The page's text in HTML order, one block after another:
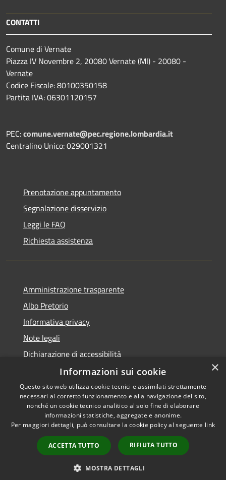
CONTATTI
Comune di Vernate
Piazza IV Novembre 2, 20080 Vernate (MI) - 20080 -
Vernate
Codice Fiscale: 80100350158
Partita IVA: 06301120157
PEC:comune.vernate@pec.regione.lombardia.it
Centralino Unico: 029001321
Prenotazione appuntamento
Segnalazione disservizio
Leggi le FAQ
Richiesta assistenza
Amministrazione trasparente
Albo Pretorio
Informativa privacy
Note legali
Dichiarazione di accessibilità
Accessibilità
Privacy
Mappa del sito
×
Informazioni sui cookie
Questo sito web utilizza cookie tecnici e assimilati strettamente
necessari al corretto funzionamento e alla navigazione del sito,
nonché un cookie tecnico analitico al solo fine di elaborare
informazioni statistiche, aggregate e anonime.
Per maggiori dettagli, può consultare la cookie policy al seguente link
ACCETTA TUTTO RIFIUTA TUTTO
MOSTRA DETTAGLI